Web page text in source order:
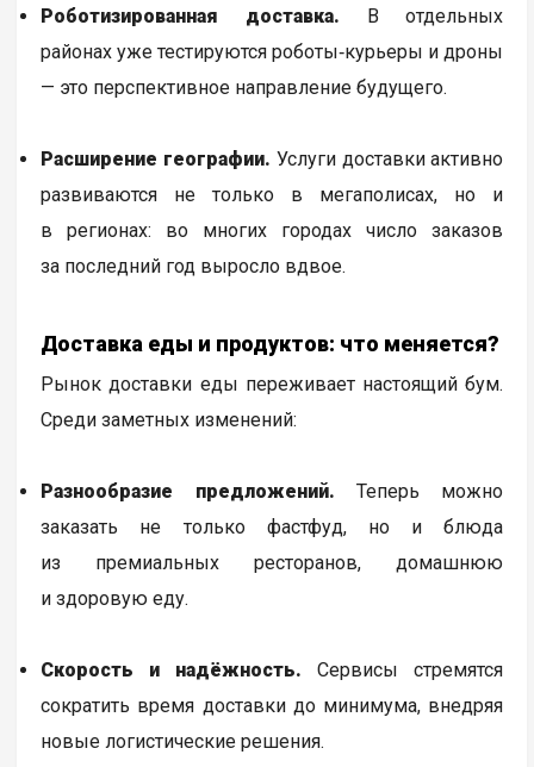
Роботизированная доставка. В отдельных
районах уже тестируются роботы‑курьеры и дроны
— это перспективное направление будущего.
Расширение географии. Услуги доставки активно
развиваются не только в мегаполисах, но и
в регионах: во многих городах число заказов
за последний год выросло вдвое.
Доставка еды и продуктов: что меняется?
Рынок доставки еды переживает настоящий бум.
Среди заметных изменений:
Разнообразие предложений. Теперь можно
заказать не только фастфуд, но и блюда
из премиальных ресторанов, домашнюю
и здоровую еду.
Скорость и надёжность. Сервисы стремятся
сократить время доставки до минимума, внедряя
новые логистические решения.